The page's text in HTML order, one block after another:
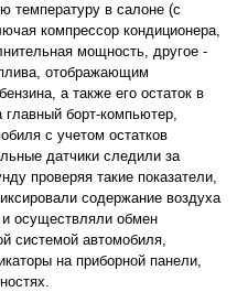
температуру в салоне (с
компрессор кондиционера,
мощность, другое -
отображающим
а также его остаток в
борт-компьютер,
с учетом остатков
датчики следили за
проверяя такие показатели,
содержание воздуха
осуществляли обмен
системой автомобиля,
на приборной панели,